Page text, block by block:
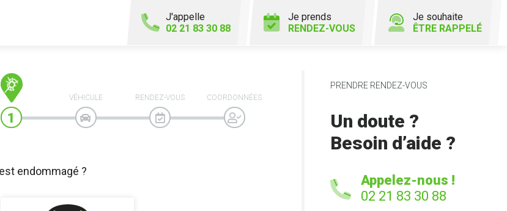
J'appelle
02 21 83 30 88
Je prends
RENDEZ-VOUS
Je souhaite
ÊTRE RAPPELÉ
VÉHICULE RENDEZ-VOUS COORDONNÉES
endommagé ?
PRENDRE RENDEZ-VOUS
Un doute ?
Besoin d’aide ?
Appelez-nous !
02 21 83 30 88